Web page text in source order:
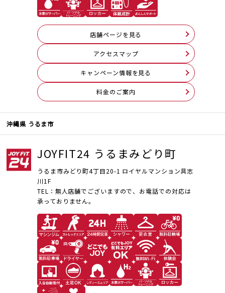
店舗ページを見る
アクセスマップ
キャンペーン情報を見る
料⾦のご案内
沖縄県 うるま市
JOYFIT24 うるまみどり町
うるま市みどり町4丁目20-1 ロイヤルマンション具志
川1F
TEL：無人店舗でございますので、お電話での対応は
承っておりません。